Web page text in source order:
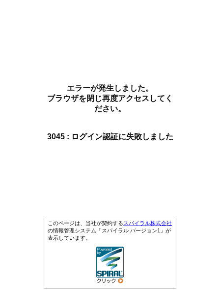
エラーが発生しました。
ブラウザを閉じ再度アクセスしてく
ださい。
3045 : ログイン認証に失敗しました
このページは、当社が契約するスパイラル株式会社
の情報管理システム「スパイラル バージョン1」が
表示しています。